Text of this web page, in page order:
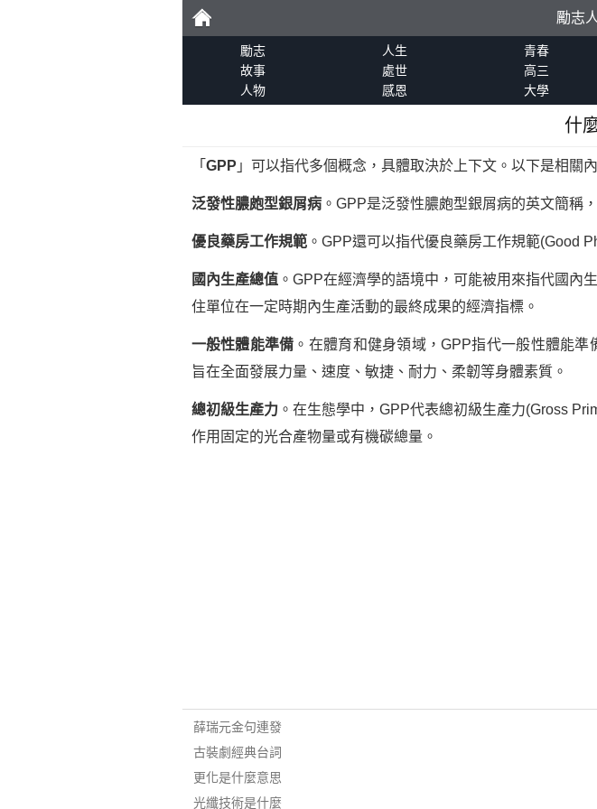
勵
勵志
勵志 人生 青春
故事
處世 高三
人物
感恩 大學
什
「 GPP 」可以指代多個概念，具體取決於上下文。以下是相關內
泛發性膿皰型銀屑病。GPP是泛發性膿皰型銀屑病的英文簡稱
優良藥房工作規範。GPP還可以指代優良藥房工作規範(Good
國內生產總值。GPP在經濟學的語境中，可能被用來指代國內
住單位在一定時期內生產活動的最終成果的經濟指標。
一般性體能準備 。在體育和健身領域，GPP指代一般性體能
旨在全面發展力量、速度、敏捷、耐力、柔韌等身體素質。
總初級生產力。在生態學中，GPP代表總初級生產力(Gross
作用固定的光合產物量或有機碳總量。
薛瑞元金句連發
古裝劇經典台詞
更化是什麼意思
光纖技術是什麼